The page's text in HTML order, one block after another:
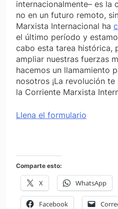
internacionalmente– es la
no en un futuro remoto,
Marxista Internacional ha
el último período y
cabo esta tarea histórica,
ampliar nuestras fuerzas
hacemos un llamamiento
nosotros ¡La revolución te
la Corriente Marxista
Llena el formulario
Comparte esto:
X WhatsApp
Facebook